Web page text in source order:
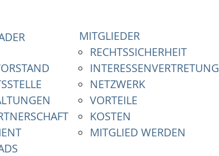
MITGLIEDER
RECHTSSICHERHEIT
INTERESSENVERTRETUNG
NETZWERK
VORTEILE
KOSTEN
MITGLIED WERDEN